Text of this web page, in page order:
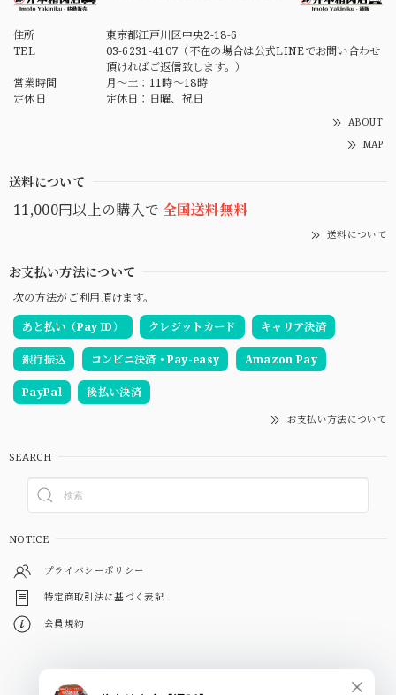
塩入れるの忘れてませんか？というほど塩味が無く、ニンニ
クの風味もあまり感じられません。 個人的に薄味のものは
よく食べますが、こちらは味や旨みが薄過ぎると思います。
モニターして改善をお願いいたします。
住所
東京都江戸川区中央2-18-6
TEL
03-6231-4107（不在の場合は公式LINEでお問い合わせ
頂ければご返信致します。）
営業時間
月～土：11時～18時
定休日
定休日：日曜、祝日
ABOUT
MAP
送料について
11,000円以上の購入で 全国送料無料
送料について
お支払い方法について
次の方法がご利用頂けます。
あと払い（Pay ID）
クレジットカード キャリア決済
銀行振込 コンビニ決済・Pay-easy Amazon Pay
PayPal 後払い決済
お支払い方法について
SEARCH
NOTICE
プライバシーポリシー
特定商取引法に基づく表記
会員規約